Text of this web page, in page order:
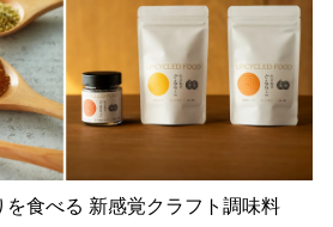
食べる 新感覚クラフト調味料